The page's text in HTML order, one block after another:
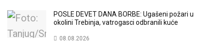
POSLE DEVET DANA BORBE: Ugašeni požari u
okolini Trebinja, vatrogasci odbranili kuće
08.08.2026